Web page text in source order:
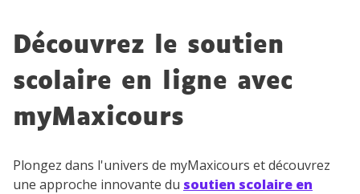
Découvrez le soutien
scolaire en ligne avec
myMaxicours
Plongez dans l'univers de myMaxicours et découvrez
une approche innovante du soutien scolaire en